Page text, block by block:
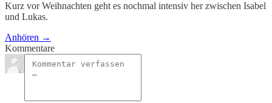
Kurz vor Weihnachten geht es nochmal intensiv her zwischen Isabel
und Lukas.
Anhören →
Kommentare